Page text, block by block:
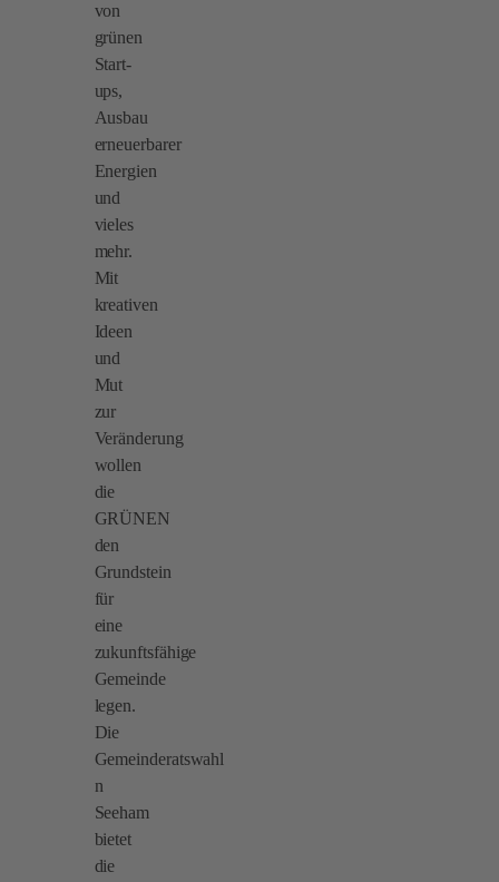
von
grünen
Start-
ups,
Ausbau
erneuerbarer
Energien
und
vieles
mehr.
Mit
kreativen
Ideen
und
Mut
zur
Veränderung
wollen
die
GRÜNEN
den
Grundstein
für
eine
zukunftsfähige
Gemeinde
legen.
Die
Gemeinderatswahl
n
Seeham
bietet
die